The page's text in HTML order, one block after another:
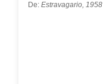
De: Estravagario, 1958